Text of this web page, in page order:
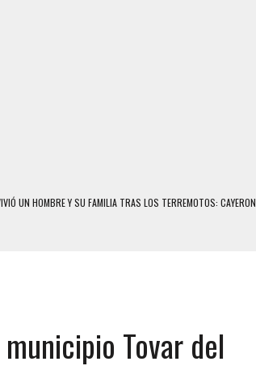
UN HOMBRE Y SU FAMILIA TRAS LOS TERREMOTOS: CAYERON
MÁS DE 20 PERSONAS ADENTRO
LA VIDA
VENEZOLANO: AUTOR MATERIAL SE MANTIENE EN FUGA
Tovar del